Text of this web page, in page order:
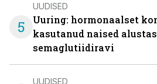
5
UUDISED
Uuring: hormonaalset
kasutanud naised
semaglutiidiravi
UUDISED